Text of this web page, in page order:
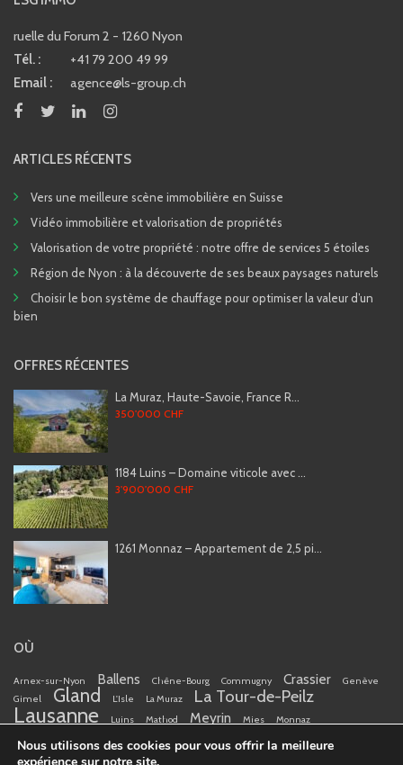
ruelle du Forum 2 - 1260 Nyon
Tél. :
+41 79 200 49 99
Email :
agence@ls-group.ch
ARTICLES RÉCENTS
Vers une meilleure scène immobilière en Suisse
Vidéo immobilière et valorisation de propriétés
Valorisation de votre propriété : notre offre de services 5 étoiles
Région de Nyon : à la découverte de ses beaux paysages naturels
Choisir le bon système de chauffage pour optimiser la valeur d’un
bien
OFFRES RÉCENTES
La Muraz, Haute-Savoie, France R...
350'000 CHF
1184 Luins – Domaine viticole avec ...
3'900'000 CHF
1261 Monnaz – Appartement de 2,5 pi...
OÙ
Arnex-sur-Nyon Ballens Chêne-Bourg Commugny Crassier
Genève
Gimel
Gland L'Isle La Muraz La Tour-de-Peilz
Lausanne Luins Mathod Meyrin Mies Monnaz
Nyon Petit-Lancy Pregny-Chambésy Romanel-s-Morges
Cergue
Thônex Versoix
Nous utilisons des cookies pour vous offrir la meilleure